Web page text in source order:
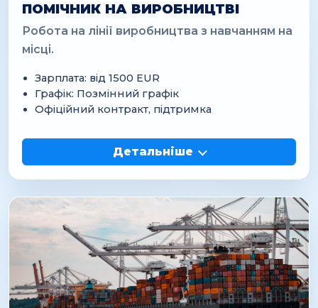
ПОМІЧНИК НА ВИРОБНИЦТВІ
Робота на лінії виробництва з навчанням на
місці.
Зарплата: від 1500 EUR
Графік: Позмінний графік
Офіційний контракт, підтримка
Детальніше